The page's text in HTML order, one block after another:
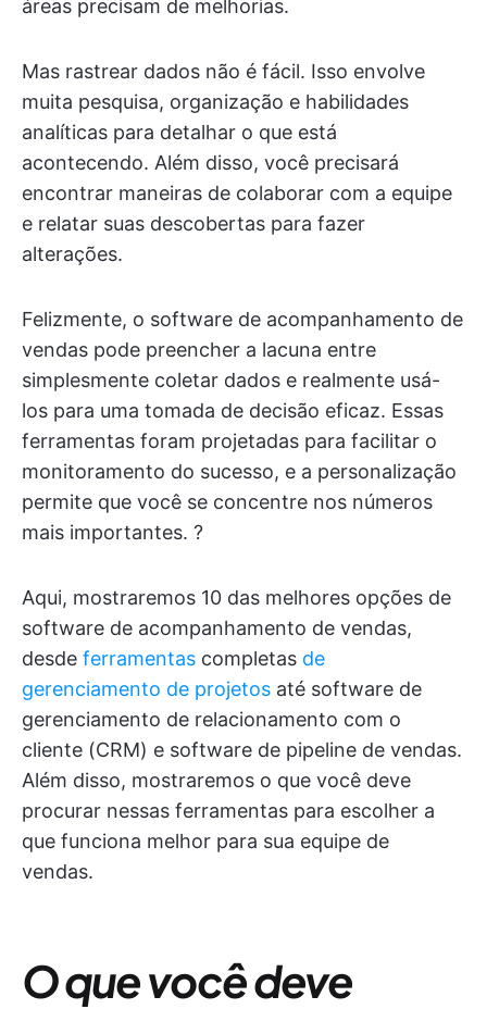
áreas precisam de melhorias.
Mas rastrear dados não é fácil. Isso envolve
muita pesquisa, organização e habilidades
analíticas para detalhar o que está
acontecendo. Além disso, você precisará
encontrar maneiras de colaborar com a equipe
e relatar suas descobertas para fazer
alterações.
Felizmente, o software de acompanhamento de
vendas pode preencher a lacuna entre
simplesmente coletar dados e realmente usá-
los para uma tomada de decisão eficaz. Essas
ferramentas foram projetadas para facilitar o
monitoramento do sucesso, e a personalização
permite que você se concentre nos números
mais importantes. ?
Aqui, mostraremos 10 das melhores opções de
software de acompanhamento de vendas,
desde ferramentas completas de
gerenciamento de projetos até software de
gerenciamento de relacionamento com o
cliente (CRM) e software de pipeline de vendas.
Além disso, mostraremos o que você deve
procurar nessas ferramentas para escolher a
que funciona melhor para sua equipe de
vendas.
O que você deve